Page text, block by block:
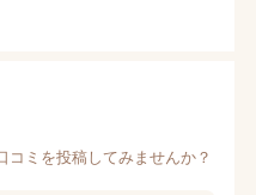
コミを投稿してみませんか？